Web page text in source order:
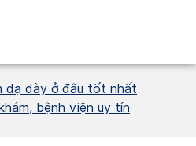
dạ dày ở đâu tốt nhất
bệnh viện uy tín